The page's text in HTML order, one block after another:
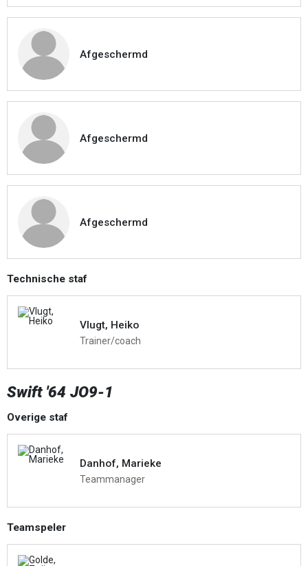
Afgeschermd
Afgeschermd
Afgeschermd
Technische staf
Vlugt, Heiko
Trainer/coach
Swift '64 JO9-1
Overige staf
Danhof, Marieke
Teammanager
Teamspeler